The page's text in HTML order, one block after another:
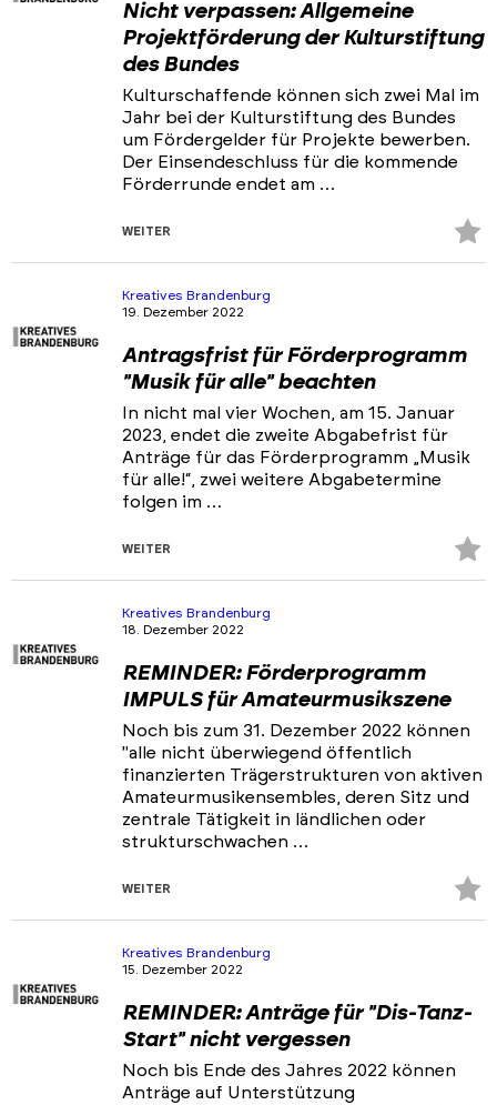
Nicht verpassen: Allgemeine
Projektförderung der Kulturstiftung
des Bundes
Kulturschaffende können sich zwei Mal im
Jahr bei der Kulturstiftung des Bundes
um Fördergelder für Projekte bewerben.
Der Einsendeschluss für die kommende
Förderrunde endet am …
WEITER
Kreatives Brandenburg
19. Dezember 2022
Antragsfrist für Förderprogramm
"Musik für alle" beachten
In nicht mal vier Wochen, am 15. Januar
2023, endet die zweite Abgabefrist für
Anträge für das Förderprogramm „Musik
für alle!“, zwei weitere Abgabetermine
folgen im …
WEITER
Kreatives Brandenburg
18. Dezember 2022
REMINDER: Förderprogramm
IMPULS für Amateurmusikszene
Noch bis zum 31. Dezember 2022 können
"alle nicht überwiegend öffentlich
finanzierten Trägerstrukturen von aktiven
Amateurmusikensembles, deren Sitz und
zentrale Tätigkeit in ländlichen oder
strukturschwachen …
WEITER
Kreatives Brandenburg
15. Dezember 2022
REMINDER: Anträge für "Dis-Tanz-
Start" nicht vergessen
Noch bis Ende des Jahres 2022 können
Anträge auf Unterstützung